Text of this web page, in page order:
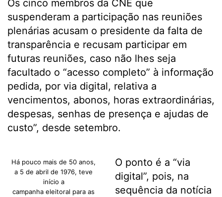
Os cinco membros da CNE que
suspenderam a participação nas reuniões
plenárias acusam o presidente da falta de
transparência e recusam participar em
futuras reuniões, caso não lhes seja
facultado o “acesso completo” à informação
pedida, por via digital, relativa a
vencimentos, abonos, horas extraordinárias,
despesas, senhas de presença e ajudas de
custo”, desde setembro.
Há pouco mais de 50 anos,
a 5 de abril de 1976, teve
início a
campanha eleitoral para as
O ponto é a “via
digital”, pois, na
sequência da notícia